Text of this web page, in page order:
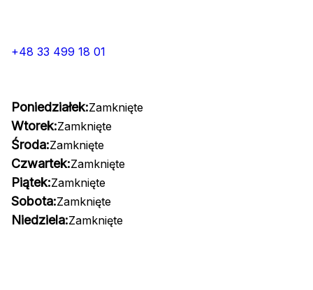
+48 33 499 18 01
Poniedziałek:Zamknięte
Wtorek:Zamknięte
Środa:Zamknięte
Czwartek:Zamknięte
Piątek:Zamknięte
Sobota:Zamknięte
Niedziela:Zamknięte